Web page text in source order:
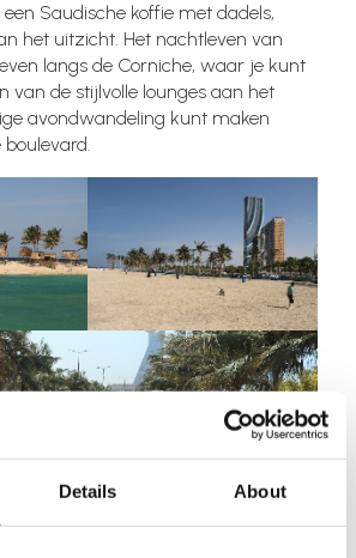
Details About
Saudische koffie met dadels,
het uitzicht. Het nachtleven van
langs de Corniche, waar je kunt
van de stijlvolle lounges aan het
avondwandeling kunt maken